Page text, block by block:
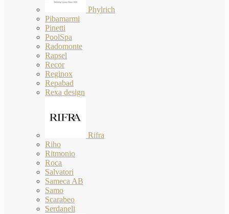
Phylrich
Pibamarmi
Pinetti
PoolSpa
Radomonte
Rapsel
Recor
Reginox
Repabad
Rexa design
Rifra
Riho
Ritmonio
Roca
Salvatori
Sameca AB
Samo
Scarabeo
Serdaneli